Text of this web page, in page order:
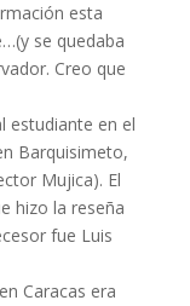
esta
se quedaba
Creo que
estudiante en el
Barquisimeto,
Mujica). El
hizo la reseña
fue Luis
Caracas era